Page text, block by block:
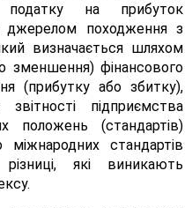
податку на прибуток
джерелом походження з
визначається шляхом
зменшення) фінансового
(прибутку або збитку),
підприємства
положень (стандартів)
міжнародних стандартів
які виникають